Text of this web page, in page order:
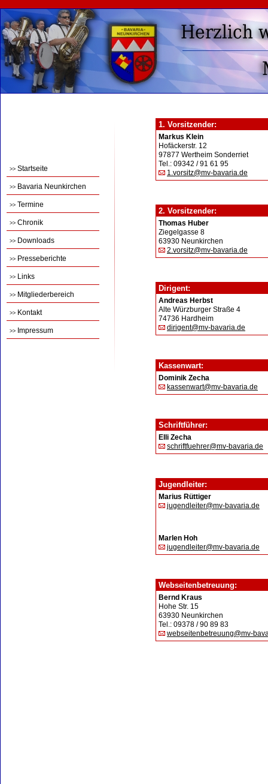
>> Startseite
>> Bavaria Neunkirchen
>> Termine
>> Chronik
>> Downloads
>> Presseberichte
>> Links
>> Mitgliederbereich
>> Kontakt
>> Impressum
1. Vorsitzender:
Markus Klein
Hofäckerstr. 12
97877 Wertheim Sonderriet
Tel.: 09342 / 91 61 95
1.vorsitz@mv-bavaria.de
2. Vorsitzender:
Thomas Huber
Ziegelgasse 8
63930 Neunkirchen
2.vorsitz@mv-bavaria.de
Dirigent:
Andreas Herbst
Alte Würzburger Straße 4
74736 Hardheim
dirigent@mv-bavaria.de
Kassenwart:
Dominik Zecha
kassenwart@mv-bavaria.de
Schriftführer:
Elli Zecha
schriftfuehrer@mv-bavaria.de
Jugendleiter:
Marius Rüttiger
jugendleiter@mv-bavaria.de
Marlen Hoh
jugendleiter@mv-bavaria.de
Webseitenbetreuung:
Bernd Kraus
Hohe Str. 15
63930 Neunkirchen
Tel.: 09378 / 90 89 83
webseitenbetreuung@mv-